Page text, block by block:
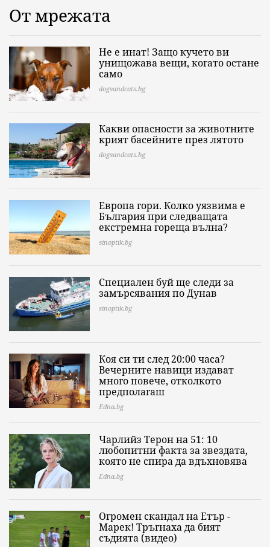
От мрежата
Не е инат! Защо кучето ви
унищожава вещи, когато остане
само
dogsandcats.bg
Какви опасности за животните
крият басейните през лятото
dogsandcats.bg
Европа гори. Колко уязвима е
България при следващата
екстремна гореща вълна?
sinoptik.bg
Специален буй ще следи за
замърсявания по Дунав
sinoptik.bg
Коя си ти след 20:00 часа?
Вечерните навици издават
много повече, отколкото
предполагаш
Edna.bg
Чарлийз Терон на 51: 10
любопитни факта за звездата,
която не спира да вдъхновява
Edna.bg
Огромен скандал на Етър -
Марек! Тръгнаха да бият
съдията (видео)